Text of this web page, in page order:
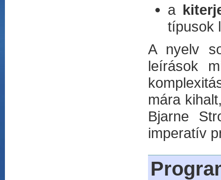
a
típusok
A nyelv
leírások
mára
Bjarne
imperatív